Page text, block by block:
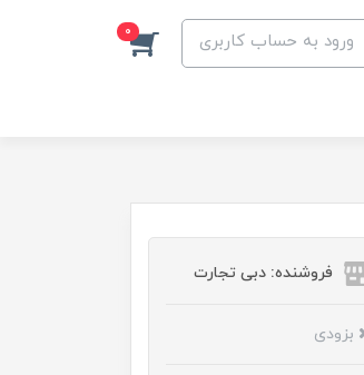
ورود به حساب کاربری 0
فروشنده: دبی تجارت
بزودی